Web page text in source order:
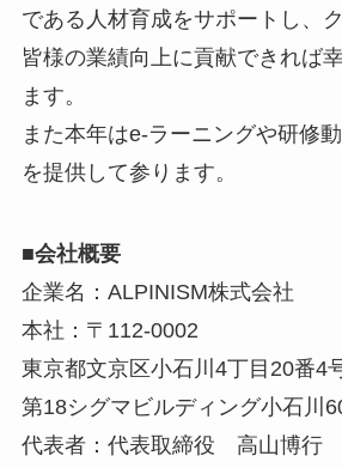
である人材育成をサポートし、
皆様の業績向上に貢献できれば
ます。
また本年はe-ラーニングや研修
を提供して参ります。
■会社概要
企業名：ALPINISM株式会社
本社：〒112-0002
東京都文京区小石川4丁目20番4
第18シグマビルディング小石川
代表者：代表取締役 高山博行